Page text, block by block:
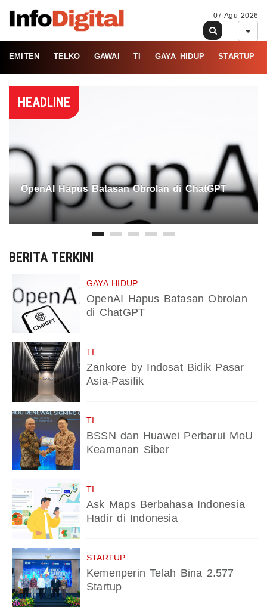
07 Agu 2026
EMITEN TELKO GAWAI TI GAYA HIDUP STARTUP
HEADLINE
OpenAI Hapus Batasan Obrolan di ChatGPT
BERITA TERKINI
GAYA HIDUP
OpenAI Hapus Batasan Obrolan
di ChatGPT
TI
Zankore by Indosat Bidik Pasar
Asia-Pasifik
TI
BSSN dan Huawei Perbarui MoU
Keamanan Siber
TI
Ask Maps Berbahasa Indonesia
Hadir di Indonesia
STARTUP
Kemenperin Telah Bina 2.577
Startup